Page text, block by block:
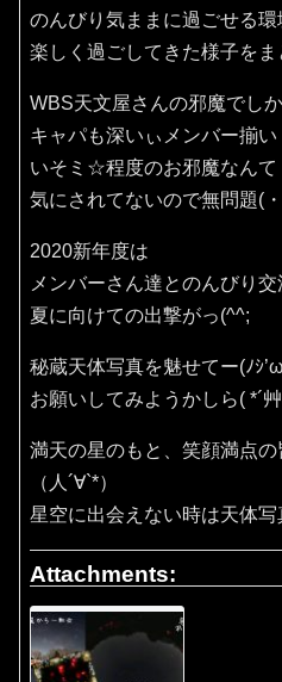
のんびり気ままに過ごせる
楽しく過ごしてきた様子を
WBS天文屋さんの邪魔でしか
キャパも深いぃメンバー揃い
いそミ☆程度のお邪魔なんて
気にされてないので無問題(
2020新年度は
メンバーさん達とのんびり
夏に向けての出撃がっ(^^;
秘蔵天体写真を魅せてー(ﾉｼ
お願いしてみようかしら( *´
満天の星のもと、笑顔満点
（人´∀`*）
星空に出会えない時は天体
Attachments: